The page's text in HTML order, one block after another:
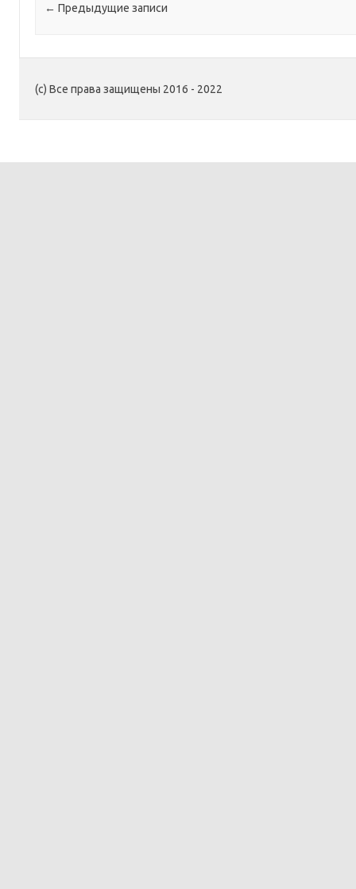
Навигация по записям
← Предыдущие записи
(c) Все права защищены 2016 - 2022